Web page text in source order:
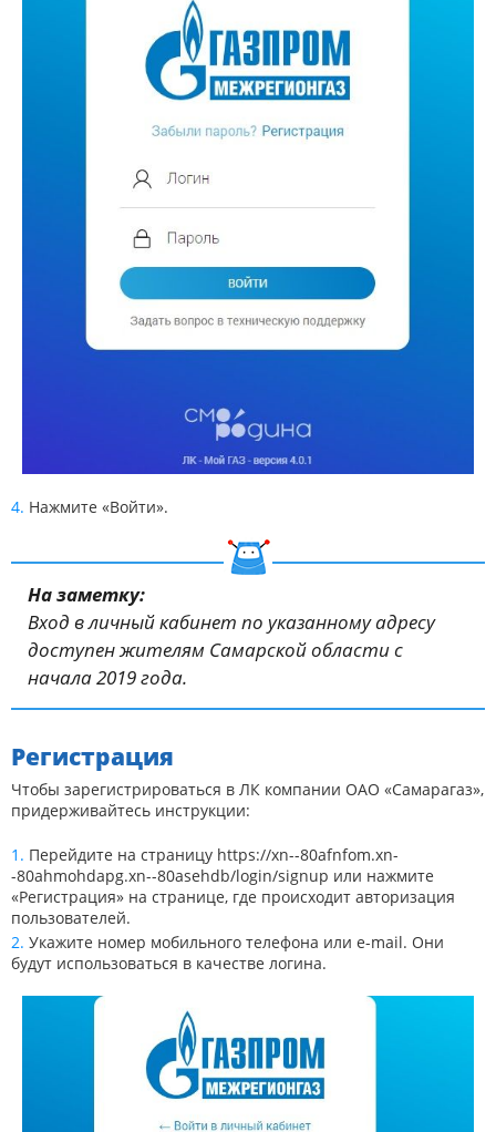
Нажмите «Войти».
На заметку:
Вход в личный кабинет по указанному адресу
доступен жителям Самарской области с
начала 2019 года.
Регистрация
Чтобы зарегистрироваться в ЛК компании ОАО «Самарагаз»,
придерживайтесь инструкции:
Перейдите на страницу https://xn--80afnfom.xn-
-80ahmohdapg.xn--80asehdb/login/signup или нажмите
«Регистрация» на странице, где происходит авторизация
пользователей.
Укажите номер мобильного телефона или e-mail. Они
будут использоваться в качестве логина.